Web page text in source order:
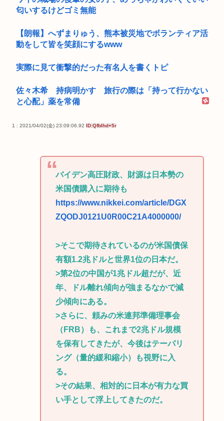
匂いするけどゴミ無能
【朗報】へずまりゅう、熊本被災地でボランティア活
動をして皆を笑顔にするwww
実際に見て衝撃的だった有名人を書くトピ
佐々木希 持病明かす 旅行の際は「持って行かない
と心配」薬を常備
1 : 2021/04/02(金) 23:09:06.92 ID:QfbIhd+5r
バイデン高圧財政、財源は日本勢の
米国債購入に期待も
https://www.nikkei.com/article/DGX
ZQODJ0121U0R00C21A4000000/
>そこで期待されているのが米国債保
有額1.2兆ドルと世界1位の日本だ。
>第2位の中国が1兆ドル超だが、近
年、ドル離れ傾向が強まるなかで減
少傾向にある。
>さらに、頼みの米連邦準備理事会
（FRB）も、これまで2兆ドル規模
を保有してきたが、今後はテーパリ
ング（量的緩和縮小）も視野に入
る。
>その結果、相対的に日本が有力な買
い手として浮上してきたのだ。